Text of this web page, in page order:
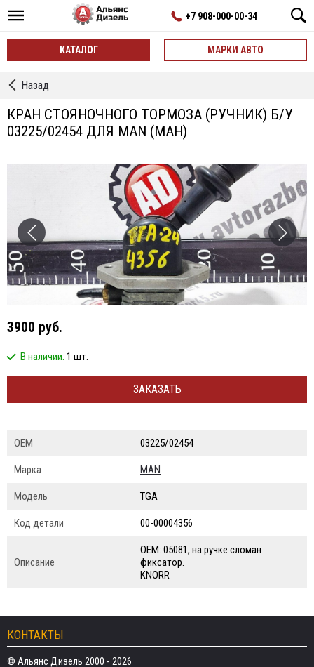
+7 908-000-00-34
КАТАЛОГ МАРКИ АВТО
←
Стояночного
Тормоза
Назад
КРАН СТОЯНОЧНОГО ТОРМОЗА (РУЧНИК) Б/У
03225/02454 ДЛЯ MAN (МАН)
3900 руб.
В наличии: 1 шт.
ЗАКАЗАТЬ
ОЕМ 03225/02454
Марка MAN
Модель TGA
Код детали 00-00004356
Описание
ОЕМ: 05081, на ручке сломан
фиксатор.
KNORR
КОНТАКТЫ
© Альянс Дизель 2000 - 2026